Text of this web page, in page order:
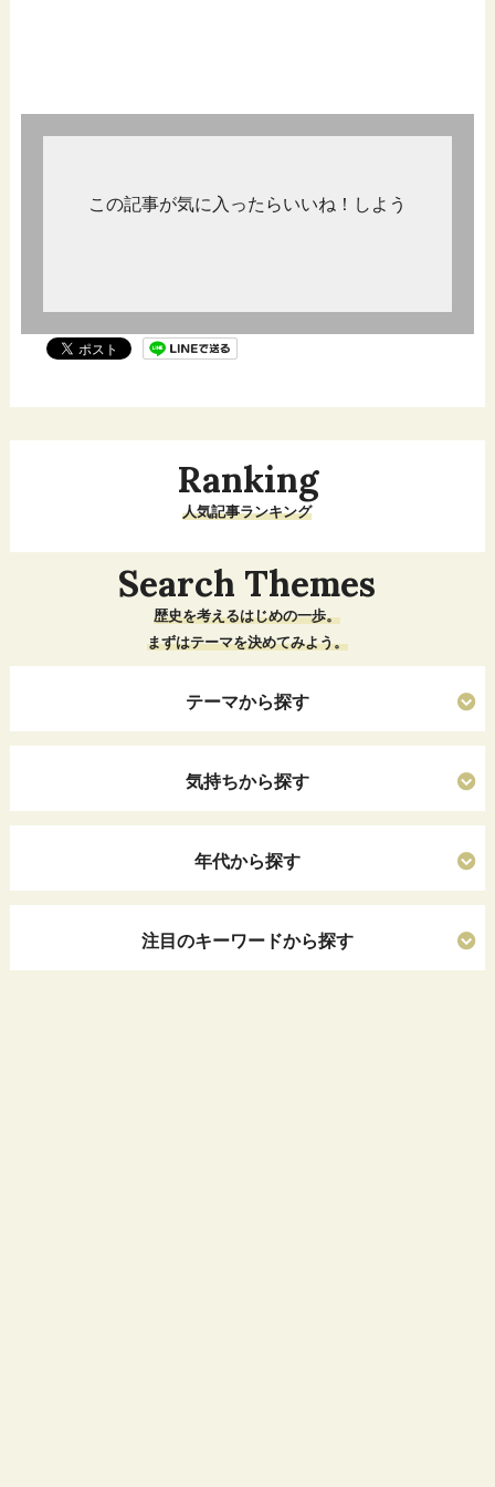
この記事が気に入ったらいいね！しよう
Ranking
人気記事ランキング
Search Themes
歴史を考えるはじめの一歩。
まずはテーマを決めてみよう。
テーマから探す
気持ちから探す
年代から探す
注目のキーワードから探す